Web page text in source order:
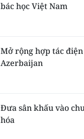
bác học Việt Nam
Mở rộng hợp tác
Azerbaijan
Đưa sân khấu vào
hóa